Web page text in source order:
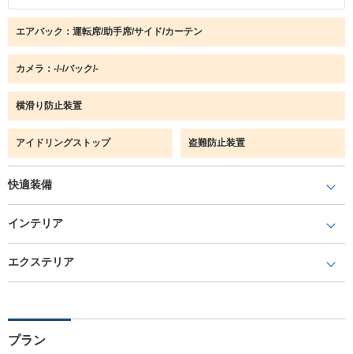
エアバック：運転席/助手席/サイド/カーテン
カメラ：-/-/バック/-
横滑り防止装置
アイドリングストップ 盗難防止装置
快適装備
インテリア
エクステリア
プラン